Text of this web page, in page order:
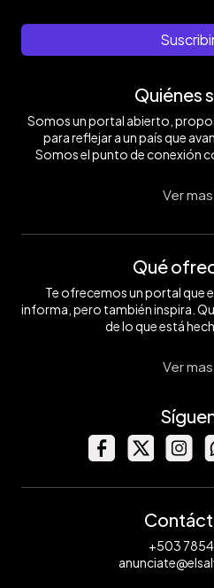
Quiénes
Somos un portal abierto,
para reflejar a un país que
Somos el punto de conexión
Ver
Qué
Te ofrecemos un portal que
informa, pero también inspira.
de lo que está
Ver
+503